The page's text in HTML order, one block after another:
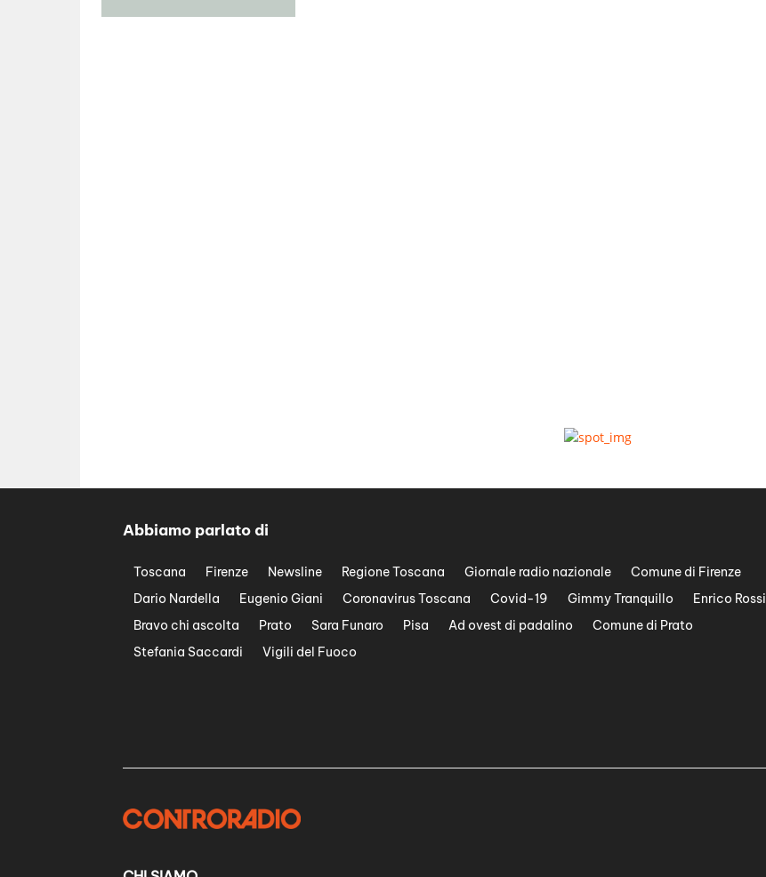
Abbiamo parlato di
Toscana Firenze Newsline Regione Toscana Giornale radio nazionale
Comune di Firenze
Dario Nardella
Eugenio Giani Coronavirus Toscana Covid-19 Gimmy Tranquillo
Enrico Rossi
Bravo chi ascolta
Prato Sara Funaro Pisa Ad ovest di padalino
Comune di Prato
Stefania Saccardi
Vigili del Fuoco